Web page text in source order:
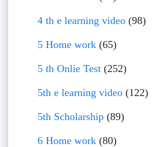
4 th e learning video(98)
5 Home work(65)
5 th Onlie Test(252)
5th e learning video(122)
5th Scholarship(89)
6 Home work(80)